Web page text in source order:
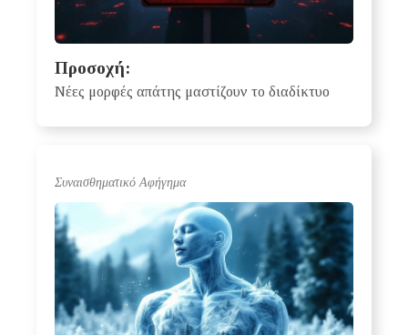
Προσοχή:
Νέες μορφές απάτης μαστίζουν το διαδίκτυο
Συναισθηματικό Αφήγημα